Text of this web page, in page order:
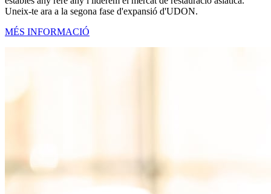
Uneix-te ara a la segona fase d'expansió d'UDON.
MÉS INFORMACIÓ